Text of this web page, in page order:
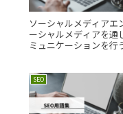
ソーシャルメディアエ
ーシャルメディアを通
ミュニケーションを行
SEO